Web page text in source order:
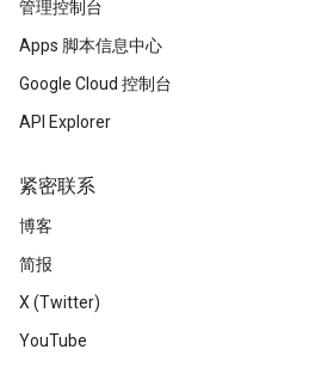
管理控制台
Apps 脚本信息中心
Google Cloud 控制台
API Explorer
紧密联系
博客
简报
X (Twitter)
YouTube